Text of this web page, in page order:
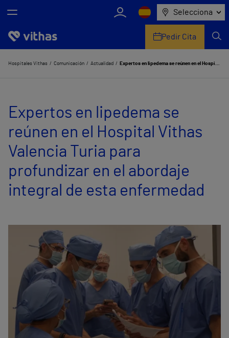
Selecciona
Nosotros
Servicios de salud
Equipo médico y asistencial
Comunicación
Pedir Cita
Hospitales Vithas Comunicación Actualidad Expertos en lipedema se reúnen en el Hospital Vithas Valencia Turia para profundizar en el abordaje integral de esta enfermedad
Expertos en lipedema se
reúnen en el Hospital Vithas
Valencia Turia para
profundizar en el abordaje
integral de esta enfermedad